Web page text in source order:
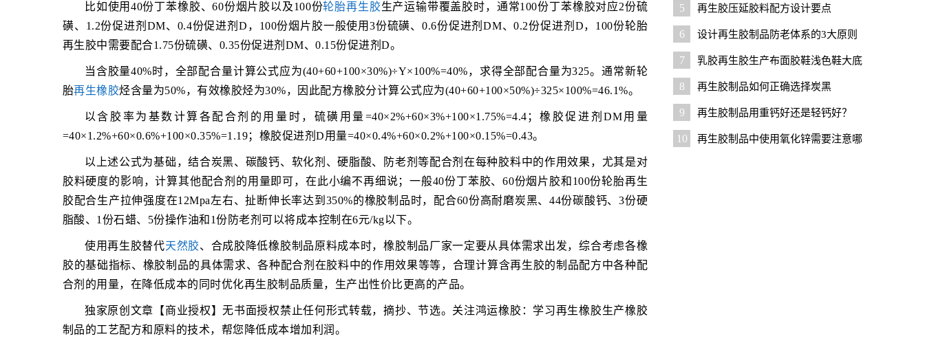
比如使用40份丁苯橡胶、60份烟片胶以及100份轮胎再生胶生产运输带覆盖胶时，通常100份丁苯橡胶对应2份硫
磺、1.2份促进剂DM、0.4份促进剂D，100份烟片胶一般使用3份硫磺、0.6份促进剂DM、0.2份促进剂D，100份轮胎
再生胶中需要配合1.75份硫磺、0.35份促进剂DM、0.15份促进剂D。
当含胶量40%时，全部配合量计算公式应为(40+60+100×30%)÷Y×100%=40%，求得全部配合量为325。通常新轮
胎再生橡胶烃含量为50%，有效橡胶烃为30%，因此配方橡胶分计算公式应为(40+60+100×50%)÷325×100%=46.1%。
以含胶率为基数计算各配合剂的用量时，硫磺用量=40×2%+60×3%+100×1.75%=4.4；橡胶促进剂DM用量
=40×1.2%+60×0.6%+100×0.35%=1.19；橡胶促进剂D用量=40×0.4%+60×0.2%+100×0.15%=0.43。
以上述公式为基础，结合炭黑、碳酸钙、软化剂、硬脂酸、防老剂等配合剂在每种胶料中的作用效果，尤其是对
胶料硬度的影响，计算其他配合剂的用量即可，在此小编不再细说；一般40份丁苯胶、60份烟片胶和100份轮胎再生
胶配合生产拉伸强度在12Mpa左右、扯断伸长率达到350%的橡胶制品时，配合60份高耐磨炭黑、44份碳酸钙、3份硬
脂酸、1份石蜡、5份操作油和1份防老剂可以将成本控制在6元/kg以下。
使用再生胶替代天然胶、合成胶降低橡胶制品原料成本时，橡胶制品厂家一定要从具体需求出发，综合考虑各橡
胶的基础指标、橡胶制品的具体需求、各种配合剂在胶料中的作用效果等等，合理计算含再生胶的制品配方中各种配
合剂的用量，在降低成本的同时优化再生胶制品质量，生产出性价比更高的产品。
独家原创文章【商业授权】无书面授权禁止任何形式转载，摘抄、节选。关注鸿运橡胶：学习再生橡胶生产橡胶
制品的工艺配方和原料的技术，帮您降低成本增加利润。
5 再生胶压延胶料配方设计要点
6 设计再生胶制品防老体系的3大原则
7
乳胶再生胶生产布面胶鞋浅色鞋大底
配方设计要点
8 再生胶制品如何正确选择炭黑
9 再生胶制品用重钙好还是轻钙好？
10
再生胶制品中使用氧化锌需要注意哪